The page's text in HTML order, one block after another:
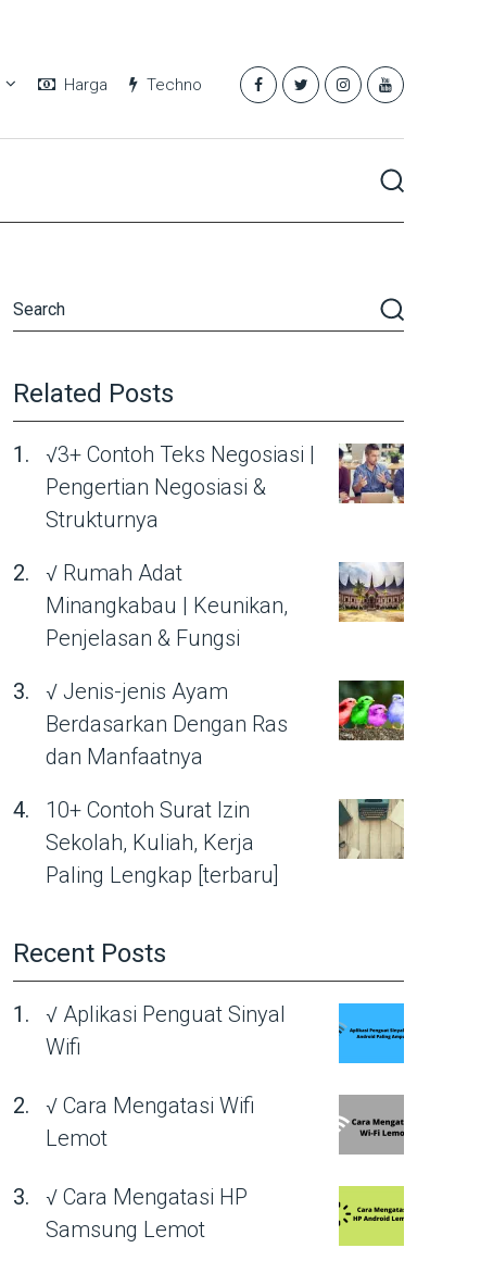
Harga Techno
Related Posts
√3+ Contoh Teks Negosiasi |
Pengertian Negosiasi &
Strukturnya
√ Rumah Adat
Minangkabau | Keunikan,
Penjelasan & Fungsi
√ Jenis-jenis Ayam
Berdasarkan Dengan Ras
dan Manfaatnya
10+ Contoh Surat Izin
Sekolah, Kuliah, Kerja
Paling Lengkap [terbaru]
Recent Posts
√ Aplikasi Penguat Sinyal
Wifi
√ Cara Mengatasi Wifi
Lemot
√ Cara Mengatasi HP
Samsung Lemot